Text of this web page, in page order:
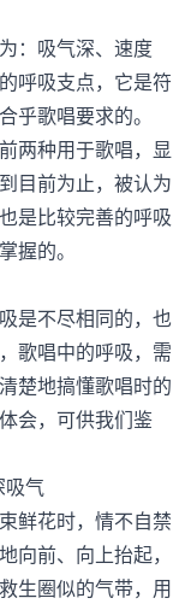
：吸气深、速度
呼吸支点，它是符
乎歌唱要求的。
两种用于歌唱，显
目前为止，被认为
是比较完善的呼吸
握的。
是不尽相同的，也
歌唱中的呼吸，需
楚地搞懂歌唱时的
会，可供我们鉴
气
鲜花时，情不自禁
向前、向上抬起，
生圈似的气带，用